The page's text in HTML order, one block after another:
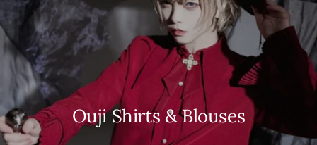
Ouji Shirts & Blouses